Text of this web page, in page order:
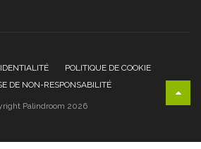
POLITIQUE DE COOKIE
DE NON-RESPONSABILITÉ
Palindroom 2026